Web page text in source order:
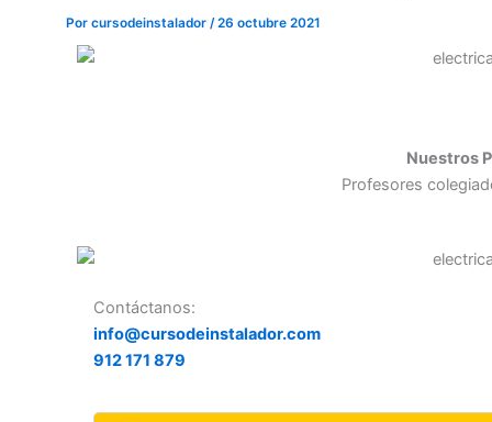
Por cursodeinstalador /26 octubre 2021
Nuestros
Profesores
Contáctanos:
info@cursodeinstalador.com
912 171 879